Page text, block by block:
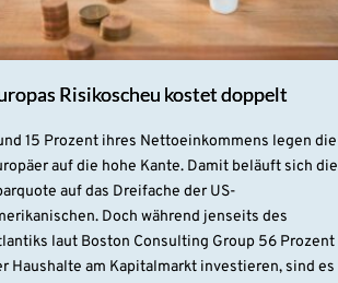
Risikoscheu kostet doppelt
15 Prozent ihres Nettoeinkommens legen die
auf die hohe Kante. Damit beläuft sich die
auf das Dreifache der US-
Doch während jenseits des
laut Boston Consulting Group 56 Prozent
Haushalte am Kapitalmarkt investieren, sind es